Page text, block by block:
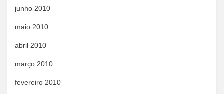
junho 2010
maio 2010
abril 2010
março 2010
fevereiro 2010